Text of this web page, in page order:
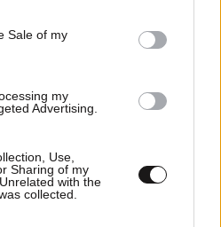
purposes in below Google
Sale of my
my
Advertising.
Use,
Sharing of my
with the
collected.
κληρονόμοι του
1.300 έργα τέχνης
της Ισπανίας